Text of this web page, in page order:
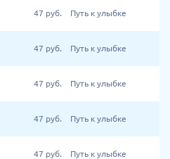
47 руб. Путь к улыбке
47 руб. Путь к улыбке
47 руб. Путь к улыбке
47 руб. Путь к улыбке
47 руб. Путь к улыбке